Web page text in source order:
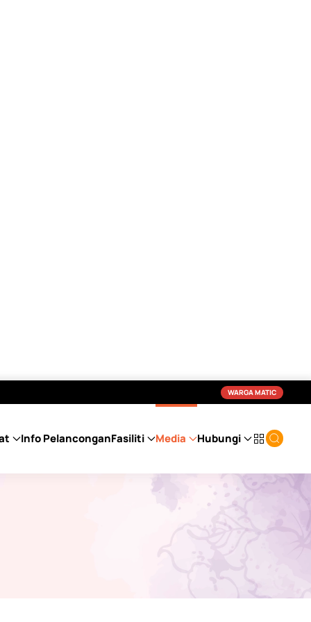
WARGA MATIC
Info PelanconganFasiliti Media Hubungi